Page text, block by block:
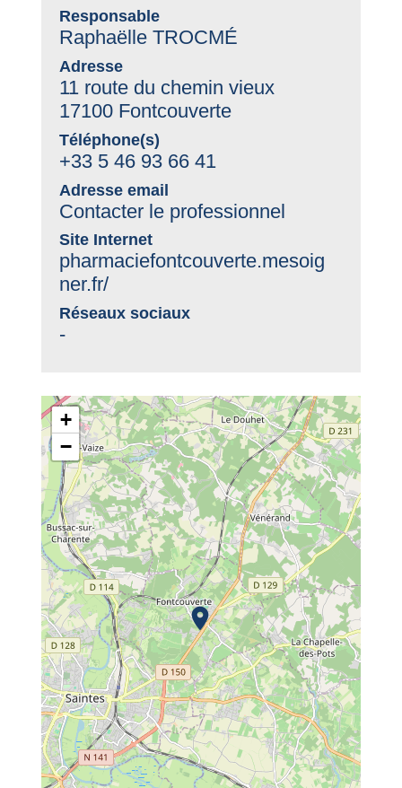
Responsable
Raphaëlle TROCMÉ
Adresse
11 route du chemin vieux
17100 Fontcouverte
Téléphone(s)
+33 5 46 93 66 41
Adresse email
Contacter le professionnel
Site Internet
pharmaciefontcouverte.mesoig
ner.fr/
Réseaux sociaux
-
location_on
+
−